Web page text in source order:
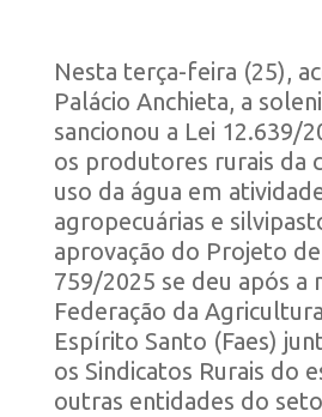
Nesta terça-feira (25),
Palácio Anchieta, a
sancionou a Lei 12.639/
os produtores rurais da
uso da água em
agropecuárias e
aprovação do Projeto de
759/2025 se deu após a
Federação da
Espírito Santo (Faes)
os Sindicatos Rurais do
outras entidades do